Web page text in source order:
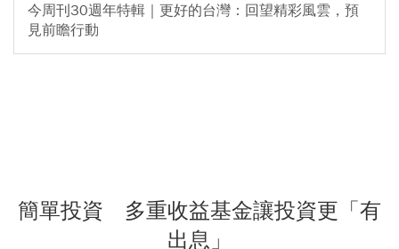
今周刊30週年特輯｜更好的台灣：回望精彩風雲，預
見前瞻行動
簡單投資 多重收益基金讓投資更「有
出息」